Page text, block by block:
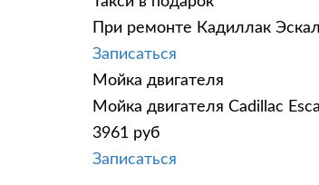
При ремонте Кадиллак
Записаться
Мойка двигателя
Мойка двигателя Cadillac
3961 руб
Записаться